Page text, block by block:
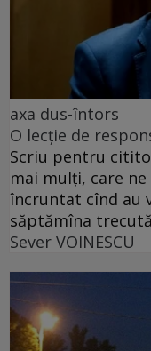
axa dus-întors
O lecție de
Scriu pentru
mai mulți, care
încruntat cînd au
săptămîna
Sever VOINESCU